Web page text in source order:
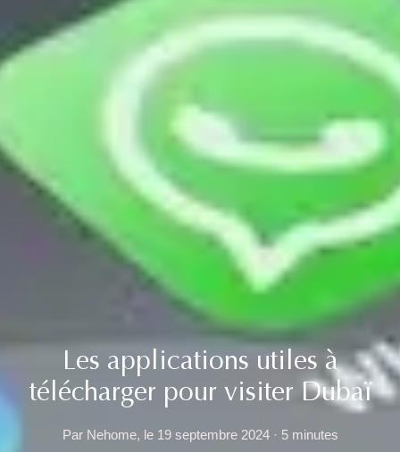
Les applications utiles à
télécharger pour visiter Dubaï
Par Nehome, le 19 septembre 2024 · 5 minutes